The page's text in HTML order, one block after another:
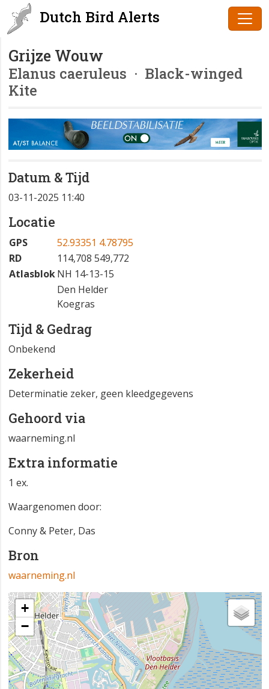
Dutch Bird Alerts
Grijze Wouw
Elanus caeruleus · Black-winged
Kite
Datum & Tijd
03-11-2025 11:40
Locatie
GPS
52.93351 4.78795
RD
114,708 549,772
AtlasblokNH 14-13-15
Den Helder
Koegras
Tijd & Gedrag
Onbekend
Zekerheid
Determinatie zeker, geen kleedgegevens
Gehoord via
waarneming.nl
Extra informatie
1 ex.
Waargenomen door:
Conny & Peter, Das
Bron
waarneming.nl
+
−